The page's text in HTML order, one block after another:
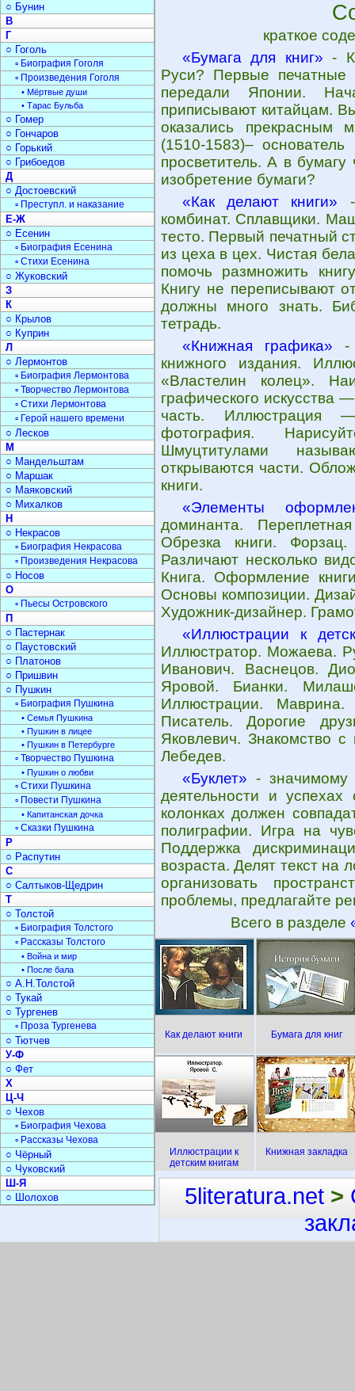
краткое
«Бумага для книг» -
Руси? Первые печатные
передали Японии.
приписывают китайцам.
оказались прекрасным
(1510-1583)–
просветитель. А в
изобретение бумаги?
«Как делают книги» -
комбинат. Сплавщики.
тесто. Первый печатный
из цеха в цех. Чистая
помочь размножить
Книгу не переписывают
должны много знать.
тетрадь.
«Книжная графика» -
книжного издания.
«Властелин колец».
графического искусства
часть. Иллюстрация
фотография.
Шмуцтитулами
открываются части.
книги.
«Элементы
доминанта.
Обрезка книги.
Различают несколько
Книга. Оформление
Основы композиции.
Художник-дизайнер.
«Иллюстрации к
Иллюстратор. Можаева.
Иванович. Васнецов.
Яровой. Бианки.
Иллюстрации.
Писатель. Дорогие
Яковлевич. Знакомство с
Лебедев.
«Буклет» - значимому
деятельности и успехах
колонках должен
полиграфии. Игра на
Поддержка
возраста. Делят текст на
организовать
проблемы, предлагайте
Всего в разделе
Как делают книги Бумага для книг
Иллюстрации к
детским книгам
Книжная закладка
○ Бунин
В
Г
○ Гоголь
▫ Биография Гоголя
▫ Произведения Гоголя
• Мёртвые души
• Тарас Бульба
○ Гомер
○ Гончаров
○ Горький
○ Грибоедов
Д
○ Достоевский
▫ Преступл. и наказание
Е-Ж
○ Есенин
▫ Биография Есенина
▫ Стихи Есенина
○ Жуковский
З
К
○ Крылов
○ Куприн
Л
○ Лермонтов
▫ Биография Лермонтова
▫ Творчество Лермонтова
▫ Стихи Лермонтова
▫ Герой нашего времени
○ Лесков
М
○ Мандельштам
○ Маршак
○ Маяковский
○ Михалков
Н
○ Некрасов
▫ Биография Некрасова
▫ Произведения Некрасова
○ Носов
О
▫ Пьесы Островского
П
○ Пастернак
○ Паустовский
○ Платонов
○ Пришвин
○ Пушкин
▫ Биография Пушкина
• Семья Пушкина
• Пушкин в лицее
• Пушкин в Петербурге
▫ Творчество Пушкина
• Пушкин о любви
▫ Стихи Пушкина
▫ Повести Пушкина
• Капитанская дочка
▫ Сказки Пушкина
Р
○ Распутин
С
○ Салтыков-Щедрин
Т
○ Толстой
▫ Биография Толстого
▫ Рассказы Толстого
• Война и мир
• После бала
○ А.Н.Толстой
○ Тукай
○ Тургенев
▫ Проза Тургенева
○ Тютчев
У-Ф
○ Фет
Х
Ц-Ч
○ Чехов
▫ Биография Чехова
▫ Рассказы Чехова
○ Чёрный
○ Чуковский
Ш-Я
○ Шолохов
5literatura.net >